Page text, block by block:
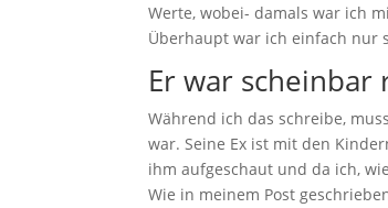
Werte, wobei- damals war ich
Überhaupt war ich einfach nur
Er war
Während ich das schreibe,
war. Seine Ex ist mit den
ihm aufgeschaut und da ich,
Wie in meinem Post